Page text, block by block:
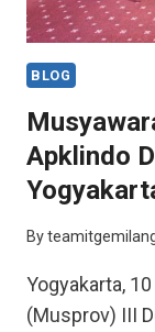
BLOG
Apklindo
By
Yogyakarta,
(Musprov) III